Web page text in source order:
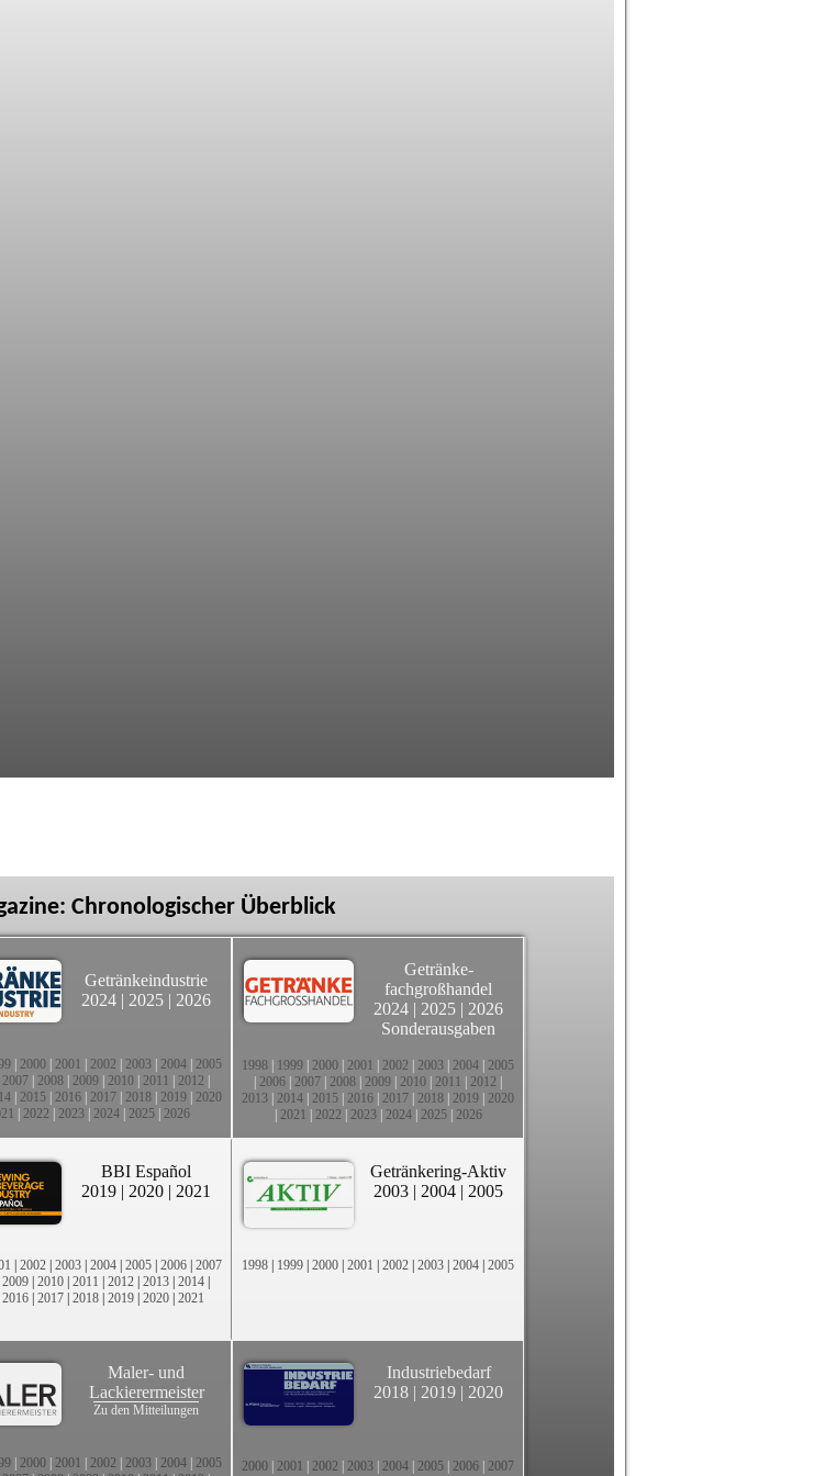
Chronologischer Überblick
Getränkeindustrie
2024 | 2025 | 2026
2000 2001 2002 2003 2004 2005
2007 2008 2009 2010 2011 2012
2015 2016 2017 2018 2019 2020
2022 2023| 2024| 2025| 2026
Getränke-
fachgroßhandel
2024 | 2025 | 2026
Sonderausgaben
1998 1999 2000 2001 2002 2003 2004 2005
2006 2007 2008 2009 2010 2011 2012
2013 2014 2015 2016 2017 2018 2019 2020
2021 2022 2023| 2024| 2025| 2026
BBI Español
2019 | 2020 | 2021
| 2002 | 2003 | 2004 | 2005 | 2006 | 2007
2009 | 2010 | 2011 | 2012 | 2013 | 2014 |
2016 | 2017 | 2018 | 2019 | 2020 | 2021
Getränkering-Aktiv
2003 | 2004 | 2005
1998 | 1999 | 2000 | 2001 | 2002 | 2003 | 2004 | 2005
Maler- und
Lackierermeister
Zu den Mitteilungen
2000 2001 2002 2003 2004 2005
Industriebedarf
2018 | 2019 | 2020
2000 2001 2002 2003 2004 2005 2006 2007